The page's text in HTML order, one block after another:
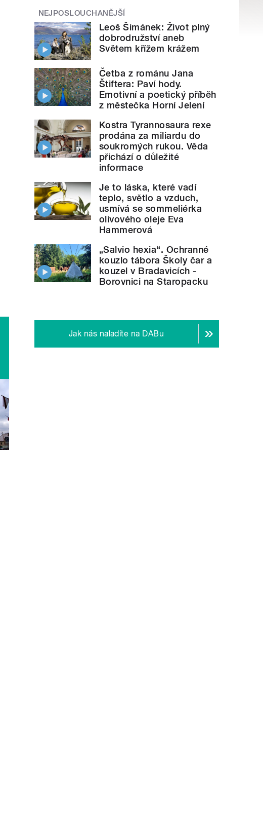
NEJPOSLOUCHANĚJŠÍ
Leoš Šimánek: Život plný
dobrodružství aneb
Světem křížem krážem
Četba z románu Jana
Štiftera: Paví hody.
Emotivní a poetický příběh
z městečka Horní Jelení
Kostra Tyrannosaura rexe
prodána za miliardu do
soukromých rukou. Věda
přichází o důležité
informace
Je to láska, které vadí
teplo, světlo a vzduch,
usmívá se sommeliérka
olivového oleje Eva
Hammerová
„Salvio hexia“. Ochranné
kouzlo tábora Školy čar a
kouzel v Bradavicích -
Borovnici na Staropacku
Jak nás naladíte na DABu